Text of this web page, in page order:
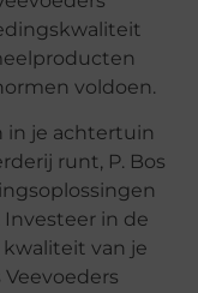
voldoen.
in je achtertuin
runt, P. Bos
in de
van je